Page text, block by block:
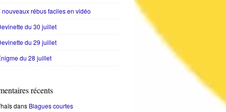
nouveaux rébus faciles en vidéo
du 30 juillet
du 29 juillet
du 28 juillet
récents
dans Blagues courtes